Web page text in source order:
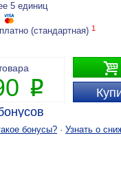
5 единиц
(стандартная) 1

P
бонусы? · Узнать о